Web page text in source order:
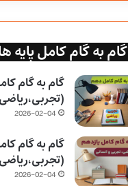
گام به گام کامل پایه
گام به گام
2026-02-04
گام به گام
2026-02-04